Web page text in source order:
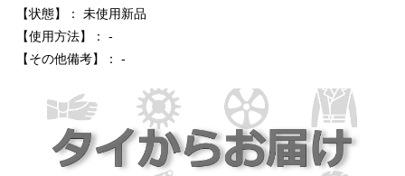
【状態】： 未使用新品
【使用方法】： -
【その他備考】： -